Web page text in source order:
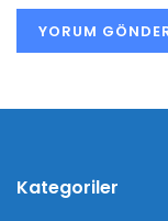
Kategoriler